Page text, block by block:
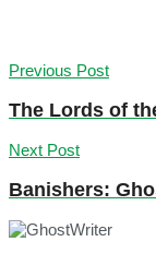
Previous Post
The Lords of
Next Post
Banishers: